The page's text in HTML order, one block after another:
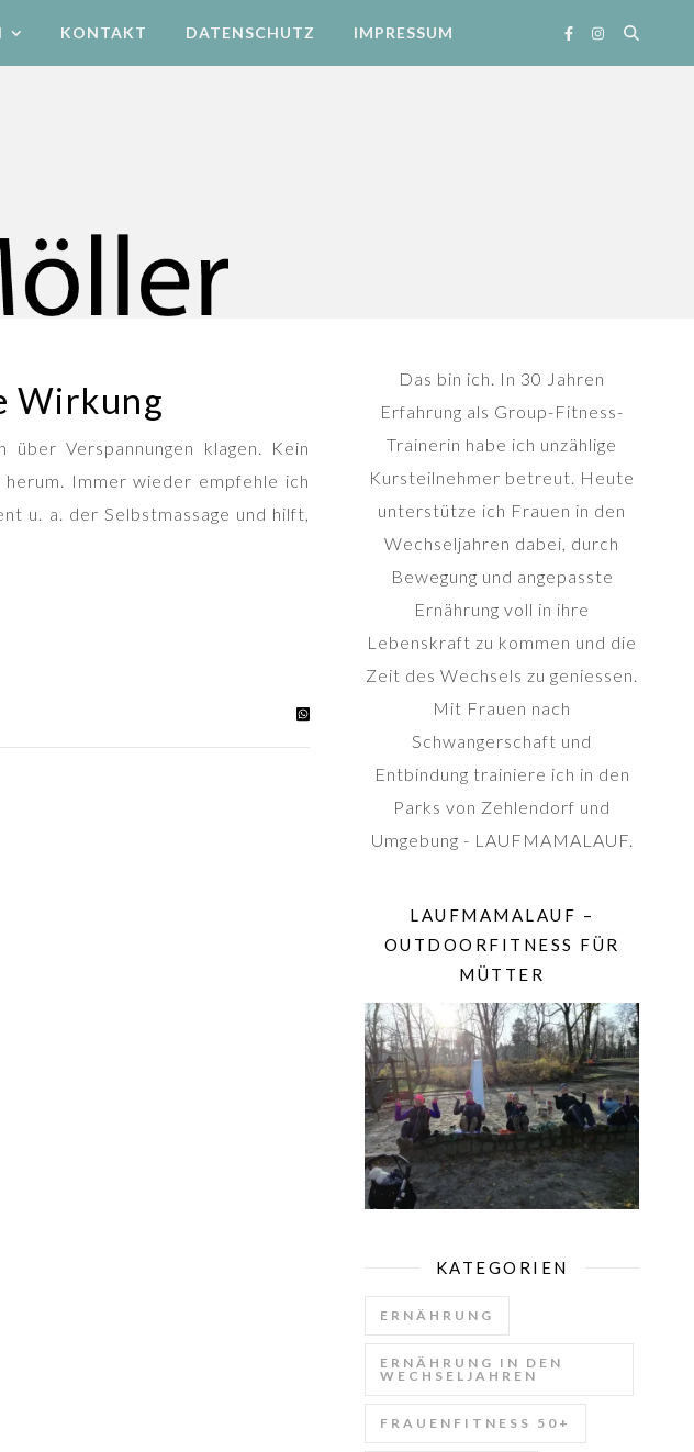
KONTAKT DATENSCHUTZ IMPRESSUM
Wirkung
Verspannungen klagen. Kein
Immer wieder empfehle ich
u. a. der Selbstmassage und hilft,
Das bin ich. In 30 Jahren
Erfahrung als Group-Fitness-
Trainerin habe ich unzählige
Kursteilnehmer betreut. Heute
unterstütze ich Frauen in den
Wechseljahren dabei, durch
Bewegung und angepasste
Ernährung voll in ihre
Lebenskraft zu kommen und die
Zeit des Wechsels zu geniessen.
Mit Frauen nach
Schwangerschaft und
Entbindung trainiere ich in den
Parks von Zehlendorf und
Umgebung - LAUFMAMALAUF.
LAUFMAMALAUF –
OUTDOORFITNESS FÜR
MÜTTER
KATEGORIEN
ERNÄHRUNG
ERNÄHRUNG IN DEN
WECHSELJAHREN
FRAUENFITNESS 50+